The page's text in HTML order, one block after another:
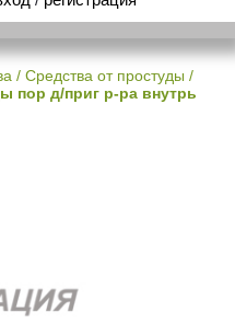
/ Средства от простуды /
пор д/приг р-ра внутрь